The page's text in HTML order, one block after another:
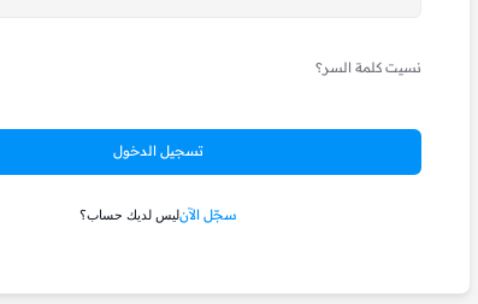
نسيت كلمة السر؟
تسجيل الدخول
ليس لديك حساب؟سجّل الآن